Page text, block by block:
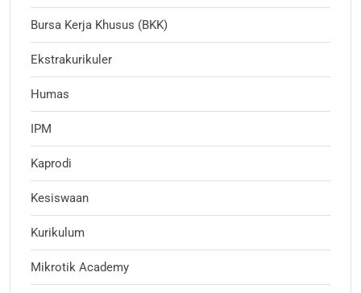
Bursa Kerja Khusus (BKK)
Ekstrakurikuler
Humas
IPM
Kaprodi
Kesiswaan
Kurikulum
Mikrotik Academy